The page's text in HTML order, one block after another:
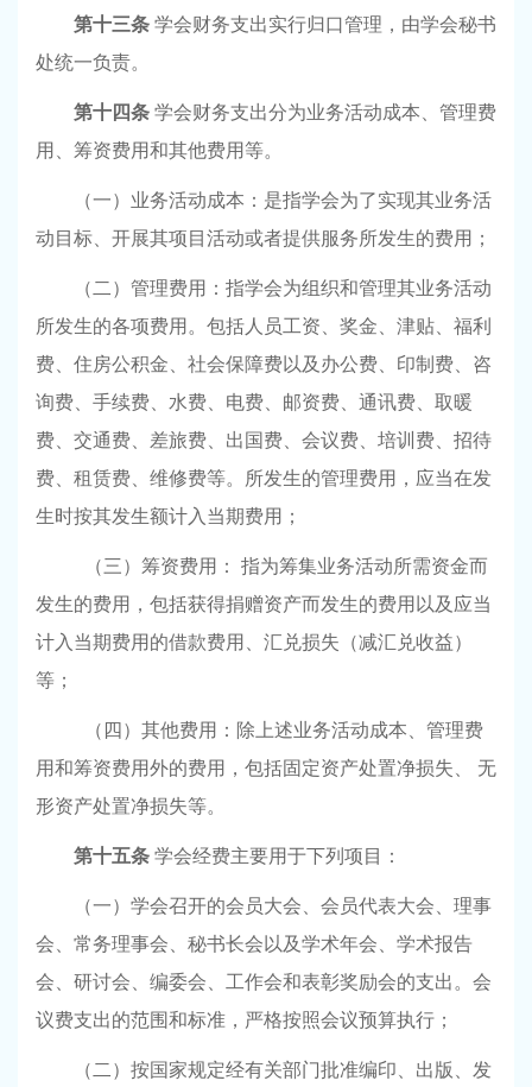
第十三条 学会财务支出实行归口管理，由学会秘书
处统一负责。
第十四条 学会财务支出分为业务活动成本、管理费
用、筹资费用和其他费用等。
（一）业务活动成本：是指学会为了实现其业务活
动目标、开展其项目活动或者提供服务所发生的费用；
（二）管理费用：指学会为组织和管理其业务活动
所发生的各项费用。包括人员工资、奖金、津贴、福利
费、住房公积金、社会保障费以及办公费、印制费、咨
询费、手续费、水费、电费、邮资费、通讯费、取暖
费、交通费、差旅费、出国费、会议费、培训费、招待
费、租赁费、维修费等。所发生的管理费用，应当在发
生时按其发生额计入当期费用；
（三）筹资费用： 指为筹集业务活动所需资金而
发生的费用，包括获得捐赠资产而发生的费用以及应当
计入当期费用的借款费用、汇兑损失（减汇兑收益）
等；
（四）其他费用：除上述业务活动成本、管理费
用和筹资费用外的费用，包括固定资产处置净损失、 无
形资产处置净损失等。
第十五条 学会经费主要用于下列项目：
（一）学会召开的会员大会、会员代表大会、理事
会、常务理事会、秘书长会以及学术年会、学术报告
会、研讨会、编委会、工作会和表彰奖励会的支出。会
议费支出的范围和标准，严格按照会议预算执行；
（二）按国家规定经有关部门批准编印、出版、发